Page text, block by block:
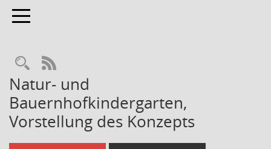
Toggle navigation
Rechercheauswahl
RSS-Feed
Natur- und
Bauernhofkindergarten,
Vorstellung des Konzepts